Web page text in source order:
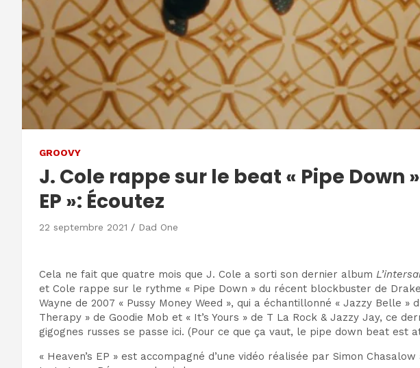
GROOVY
J. Cole rappe sur le beat « Pipe Down
EP »: Écoutez
22 septembre 2021 Dad One
Cela ne fait que quatre mois que J. Cole a sorti son dernier album
et Cole rappe sur le rythme « Pipe Down » du récent blockbuster de
Wayne de 2007 « Pussy Money Weed », qui a échantillonné « Jazzy Belle »
Therapy » de Goodie Mob et « It’s Yours » de T La Rock & Jazzy Jay, ce
gigognes russes se passe ici. (Pour ce que ça vaut, le pipe down beat est
« Heaven’s EP » est accompagné d’une vidéo réalisée par Simon